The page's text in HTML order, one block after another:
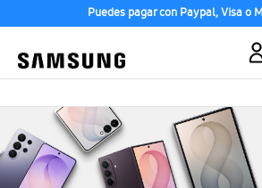
Puedes pagar con Paypal, Visa o